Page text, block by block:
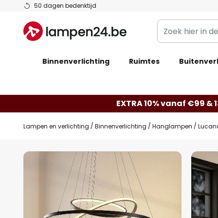
50 dagen bedenktijd
Ga
de
inhoud
Zoek
hier
de
Binnenverlichting Ruimtes
EXTRA 10% vanaf €99 &
Lampen en verlichting Binnenverlichting Hanglampen
Ga